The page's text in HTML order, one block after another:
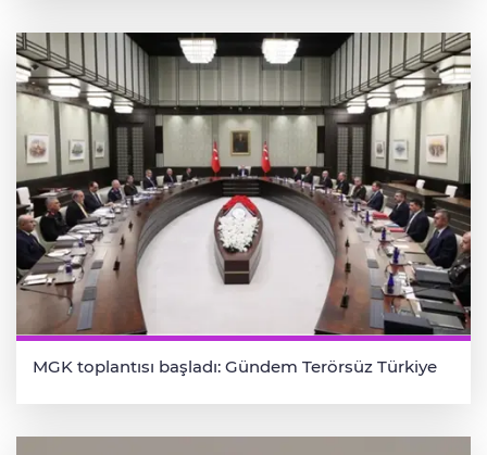
MGK toplantısı başladı: Gündem Terörsüz Türkiye